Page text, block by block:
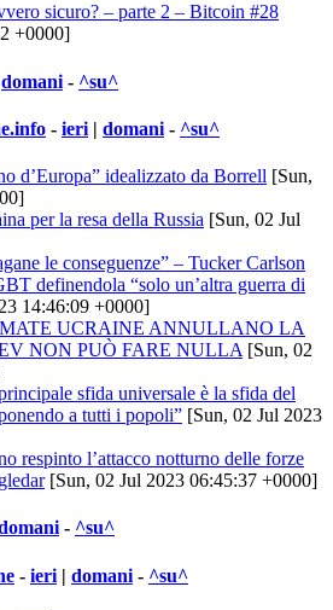
sicuro? – parte 2 – Bitcoin #28
+0000]
domani - ^su^
- ieri | domani - ^su^
d’Europa” idealizzato da Borrell [Sun,
per la resa della Russia [Sun, 02 Jul
le conseguenze” – Tucker Carlson
definendola “solo un’altra guerra di
14:46:09 +0000]
UCRAINE ANNULLANO LA
NON PUÒ FARE NULLA [Sun, 02
sfida universale è la sfida del
a tutti i popoli” [Sun, 02 Jul 2023
respinto l’attacco notturno delle forze
[Sun, 02 Jul 2023 06:45:37 +0000]
- ^su^
- ieri | domani - ^su^